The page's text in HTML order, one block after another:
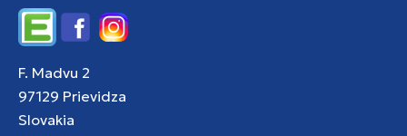
EdupageFacebookInstagram
F. Madvu 2
97129 Prievidza
Slovakia